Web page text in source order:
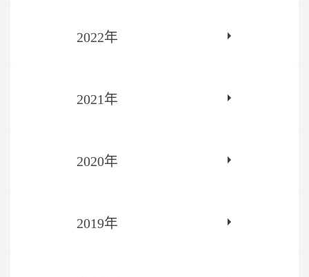
2022年
2021年
2020年
2019年